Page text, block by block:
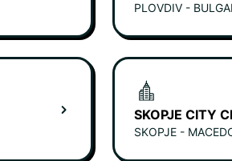
PLOVDIV -
SKOPJE CITY
SKOPJE -